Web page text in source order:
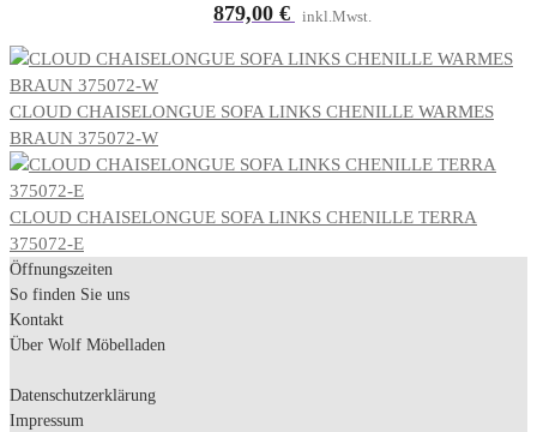
879,00 € inkl.Mwst.
CLOUD CHAISELONGUE SOFA LINKS CHENILLE WARMES
BRAUN 375072-W
CLOUD CHAISELONGUE SOFA LINKS CHENILLE TERRA
375072-E
Öffnungszeiten
So finden Sie uns
Kontakt
Über Wolf Möbelladen
Datenschutzerklärung
Impressum